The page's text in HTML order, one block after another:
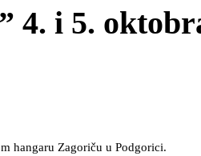
4. i 5.
hangaru Zagoriču u Podgorici.